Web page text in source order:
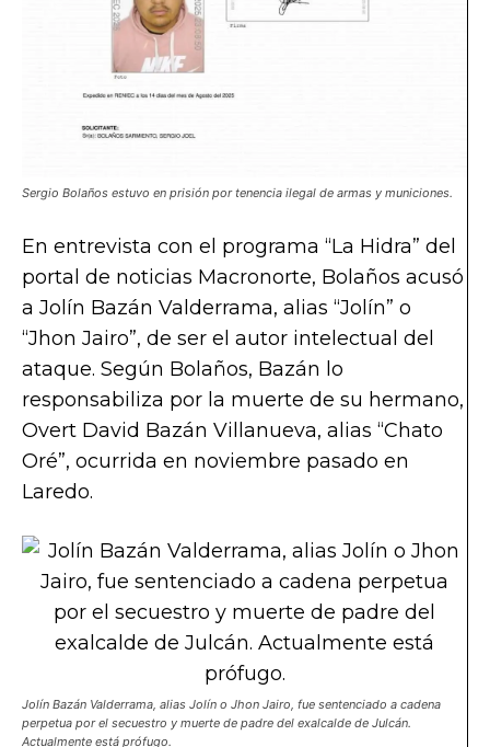
Sergio Bolaños estuvo en prisión por tenencia ilegal de armas y municiones.
En entrevista con el programa “La Hidra” del
portal de noticias Macronorte, Bolaños acusó
a Jolín Bazán Valderrama, alias “Jolín” o
“Jhon Jairo”, de ser el autor intelectual del
ataque. Según Bolaños, Bazán lo
responsabiliza por la muerte de su hermano,
Overt David Bazán Villanueva, alias “Chato
Oré”, ocurrida en noviembre pasado en
Laredo.
Jolín Bazán Valderrama, alias Jolín o Jhon Jairo, fue sentenciado a cadena
perpetua por el secuestro y muerte de padre del exalcalde de Julcán.
Actualmente está prófugo.